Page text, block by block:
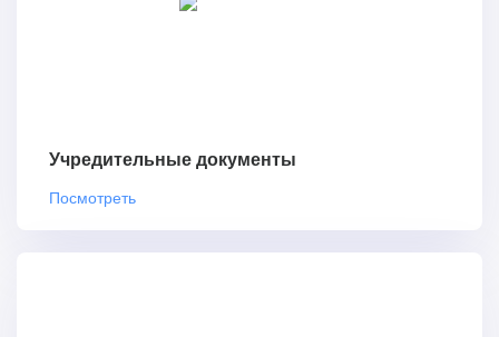
Учредительные документы
Посмотреть